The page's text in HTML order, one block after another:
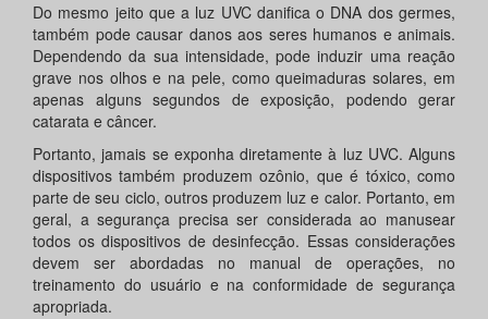
Do mesmo jeito que a luz UVC danifica o DNA dos germes,
também pode causar danos aos seres humanos e animais.
Dependendo da sua intensidade, pode induzir uma reação
grave nos olhos e na pele, como queimaduras solares, em
apenas alguns segundos de exposição, podendo gerar
catarata e câncer.
Portanto, jamais se exponha diretamente à luz UVC. Alguns
dispositivos também produzem ozônio, que é tóxico, como
parte de seu ciclo, outros produzem luz e calor. Portanto, em
geral, a segurança precisa ser considerada ao manusear
todos os dispositivos de desinfecção. Essas considerações
devem ser abordadas no manual de operações, no
treinamento do usuário e na conformidade de segurança
apropriada.